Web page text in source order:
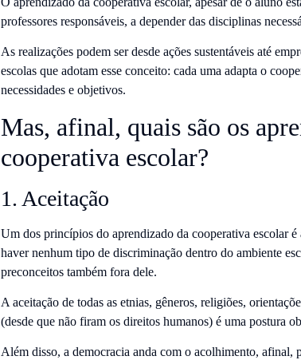
professores responsáveis, a depender das disciplinas
As realizações podem ser desde ações sustentáveis até
escolas que adotam esse conceito: cada uma adapta o
necessidades e objetivos.
Mas, afinal, quais são os
cooperativa escolar?
1. Aceitação
Um dos princípios do aprendizado da cooperativa escolar é
haver nenhum tipo de discriminação dentro do ambiente
preconceitos também fora dele.
A aceitação de todas as etnias, gêneros, religiões,
(desde que não firam os direitos humanos) é uma postura
Além disso, a democracia anda com o acolhimento, afinal,